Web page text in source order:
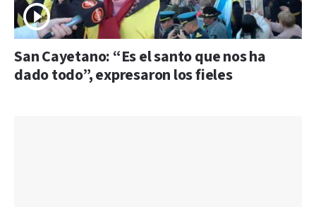
San Cayetano: “Es el santo que nos ha
dado todo”, expresaron los fieles